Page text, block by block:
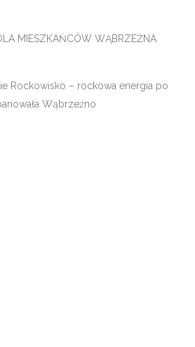
MIESZKAŃCÓW WĄBRZEŹNA
Rockowisko – rockowa energia po
Wąbrzeźno